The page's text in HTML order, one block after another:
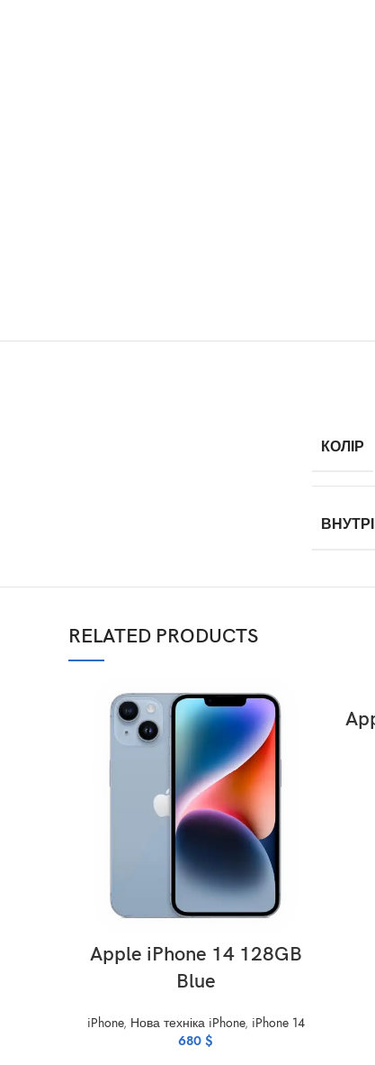
КОЛІР
RELATED PRODUCTS
Apple iPhone 14 128GB
Blue
iPhone, Нова техніка iPhone, iPhone 14
680 $